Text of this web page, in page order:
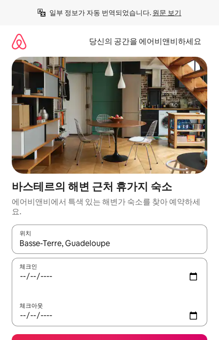
일부 정보가 자동 번역되었습니다. 원문 보기
당신의 공간을 에어비앤비하세요
바스테르의 해변 근처 휴가지 숙소
에어비앤비에서 특색 있는 해변가 숙소를 찾아 예약하세
요.
위치
결과가 나오면 위·아래 화살표 키를 사용하거나 터치 또는 스와이
체크인
체크아웃